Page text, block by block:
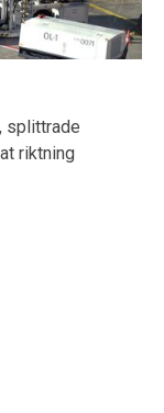
splittrade
riktning